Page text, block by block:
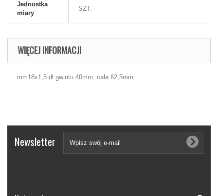
Jednostka
miary
SZT.
WIĘCEJ INFORMACJI
mm18x1,5 dł gwintu 40mm, cała 62,5mm
Newsletter